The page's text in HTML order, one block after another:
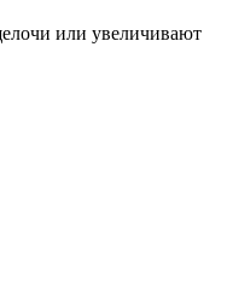
или увеличивают